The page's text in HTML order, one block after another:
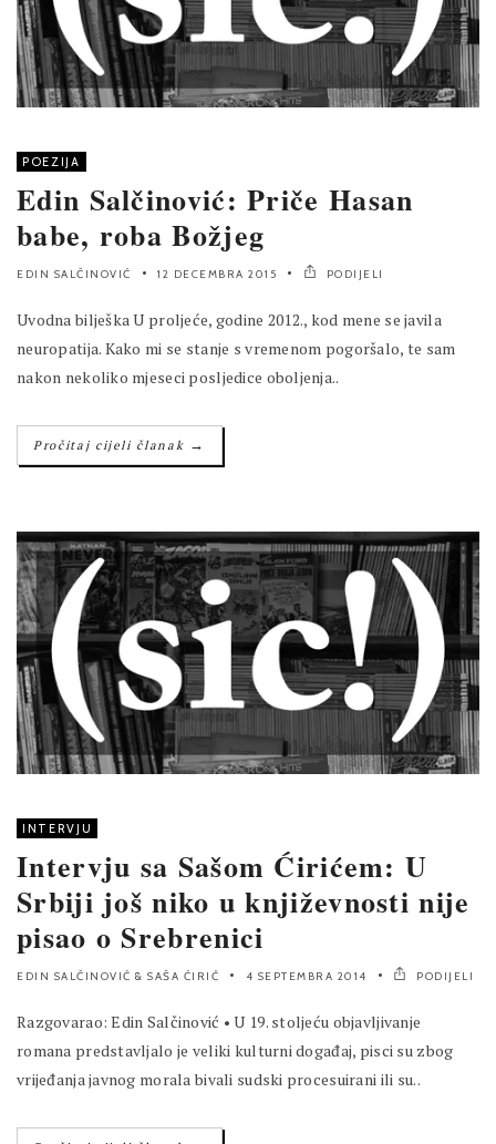
POEZIJA
Edin Salčinović: Priče Hasan
babe, roba Božjeg
EDIN SALČINOVIĆ 12 DECEMBRA 2015 PODIJELI
Uvodna bilješka U proljeće, godine 2012., kod mene se javila
neuropatija. Kako mi se stanje s vremenom pogoršalo, te sam
nakon nekoliko mjeseci posljedice oboljenja..
Pročitaj cijeli članak →
INTERVJU
Intervju sa Sašom Ćirićem: U
Srbiji još niko u književnosti nije
pisao o Srebrenici
EDIN SALČINOVIĆ & SAŠA ĆIRIĆ 4 SEPTEMBRA 2014 PODIJELI
Razgovarao: Edin Salčinović • U 19. stoljeću objavljivanje
romana predstavljalo je veliki kulturni događaj, pisci su zbog
vrijeđanja javnog morala bivali sudski procesuirani ili su..